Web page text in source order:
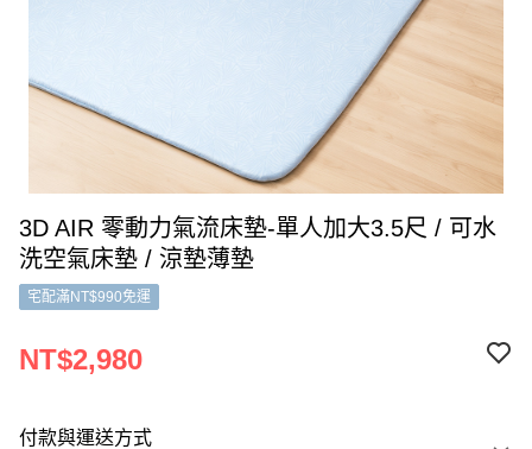
3D AIR 零動力氣流床墊-單人加大3.5尺 / 可水
洗空氣床墊 / 涼墊薄墊
宅配滿NT$990免運
NT$2,980
付款與運送方式